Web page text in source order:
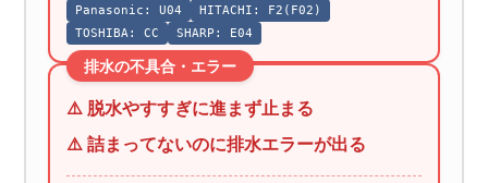
Panasonic: U04
HITACHI: F2(F02)
TOSHIBA: CC
SHARP: E04
排水の不具合・エラー
⚠️ 脱水やすすぎに進まず止まる
⚠️ 詰まってないのに排水エラーが出る